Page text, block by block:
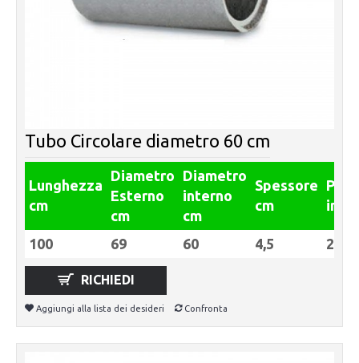
Tubo Circolare diametro 60 cm
Lunghezza
cm
Diametro
Esterno
cm
Diametro
interno
cm
Spessore
cm
Peso
in Kg
100 69 60 4,5 248
RICHIEDI
Aggiungi alla lista dei desideri Confronta